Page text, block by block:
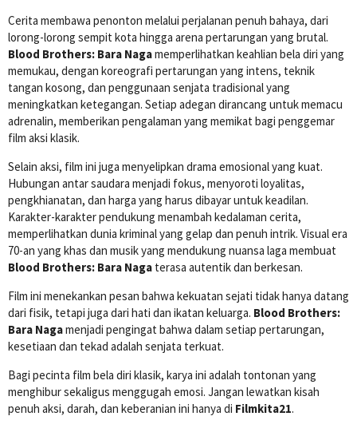
Cerita membawa penonton melalui perjalanan penuh bahaya, dari
lorong-lorong sempit kota hingga arena pertarungan yang brutal.
Blood Brothers: Bara Nagamemperlihatkan keahlian bela diri yang
memukau, dengan koreografi pertarungan yang intens, teknik
tangan kosong, dan penggunaan senjata tradisional yang
meningkatkan ketegangan. Setiap adegan dirancang untuk memacu
adrenalin, memberikan pengalaman yang memikat bagi penggemar
film aksi klasik.
Selain aksi, film ini juga menyelipkan drama emosional yang kuat.
Hubungan antar saudara menjadi fokus, menyoroti loyalitas,
pengkhianatan, dan harga yang harus dibayar untuk keadilan.
Karakter-karakter pendukung menambah kedalaman cerita,
memperlihatkan dunia kriminal yang gelap dan penuh intrik. Visual era
70-an yang khas dan musik yang mendukung nuansa laga membuat
Blood Brothers: Bara Naga terasa autentik dan berkesan.
Film ini menekankan pesan bahwa kekuatan sejati tidak hanya datang
dari fisik, tetapi juga dari hati dan ikatan keluarga. Blood Brothers:
Bara Nagamenjadi pengingat bahwa dalam setiap pertarungan,
kesetiaan dan tekad adalah senjata terkuat.
Bagi pecinta film bela diri klasik, karya ini adalah tontonan yang
menghibur sekaligus menggugah emosi. Jangan lewatkan kisah
penuh aksi, darah, dan keberanian ini hanya di Filmkita21.